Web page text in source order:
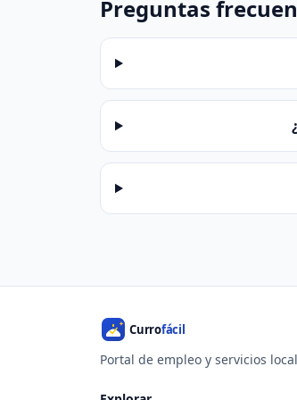
Preguntas
Portal de empleo y servicios